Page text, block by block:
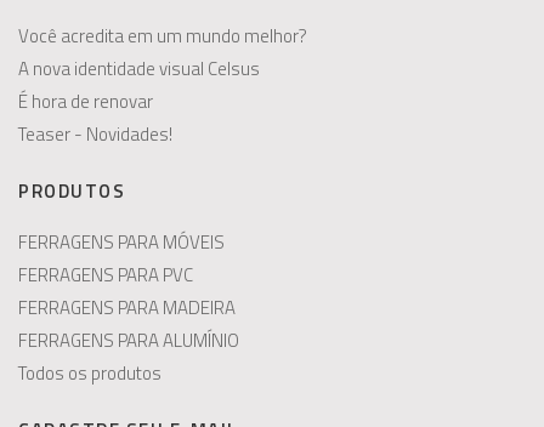
Você acredita em um mundo melhor?
A nova identidade visual Celsus
É hora de renovar
Teaser - Novidades!
PRODUTOS
FERRAGENS PARA MÓVEIS
FERRAGENS PARA PVC
FERRAGENS PARA MADEIRA
FERRAGENS PARA ALUMÍNIO
Todos os produtos